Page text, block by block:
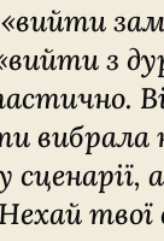
з
вибрала
твої